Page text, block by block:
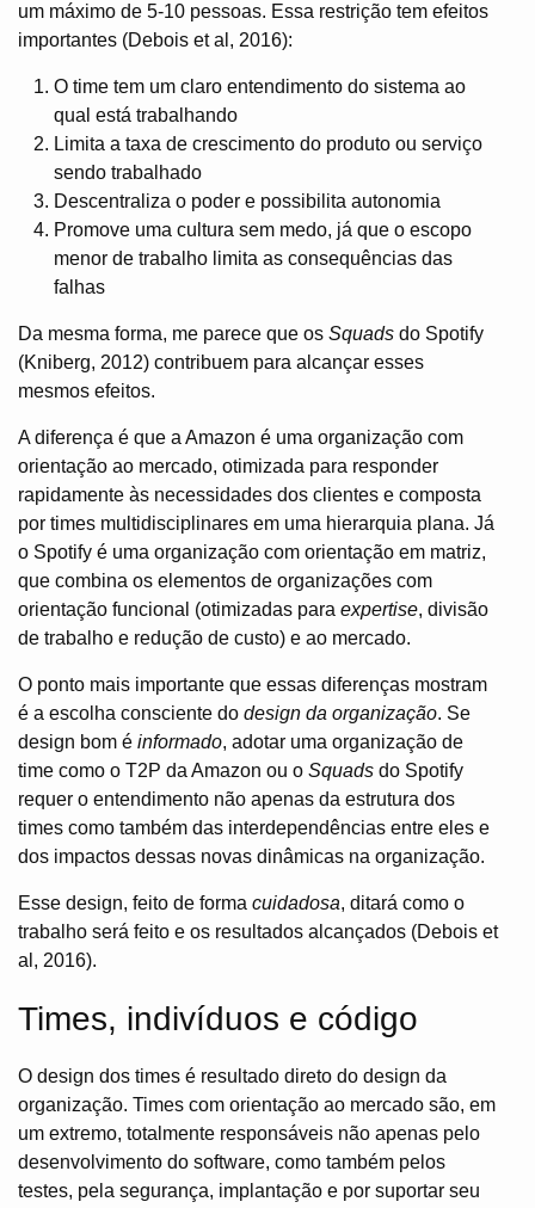
um máximo de 5-10 pessoas. Essa restrição tem efeitos
importantes (Debois et al, 2016):
O time tem um claro entendimento do sistema ao
qual está trabalhando
Limita a taxa de crescimento do produto ou serviço
sendo trabalhado
Descentraliza o poder e possibilita autonomia
Promove uma cultura sem medo, já que o escopo
menor de trabalho limita as consequências das
falhas
Da mesma forma, me parece que os Squads do Spotify
(Kniberg, 2012) contribuem para alcançar esses
mesmos efeitos.
A diferença é que a Amazon é uma organização com
orientação ao mercado, otimizada para responder
rapidamente às necessidades dos clientes e composta
por times multidisciplinares em uma hierarquia plana. Já
o Spotify é uma organização com orientação em matriz,
que combina os elementos de organizações com
orientação funcional (otimizadas para expertise, divisão
de trabalho e redução de custo) e ao mercado.
O ponto mais importante que essas diferenças mostram
é a escolha consciente do design da organização. Se
design bom é informado, adotar uma organização de
time como o T2P da Amazon ou o Squads do Spotify
requer o entendimento não apenas da estrutura dos
times como também das interdependências entre eles e
dos impactos dessas novas dinâmicas na organização.
Esse design, feito de forma cuidadosa, ditará como o
trabalho será feito e os resultados alcançados (Debois et
al, 2016).
Times, indivíduos e código
O design dos times é resultado direto do design da
organização. Times com orientação ao mercado são, em
um extremo, totalmente responsáveis não apenas pelo
desenvolvimento do software, como também pelos
testes, pela segurança, implantação e por suportar seu